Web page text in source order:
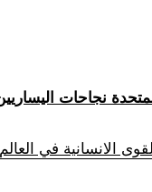
الانسانية في العالم